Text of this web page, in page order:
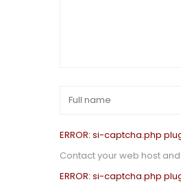
ERROR: si-captcha.php
Contact your web host
ERROR: si-captcha.php